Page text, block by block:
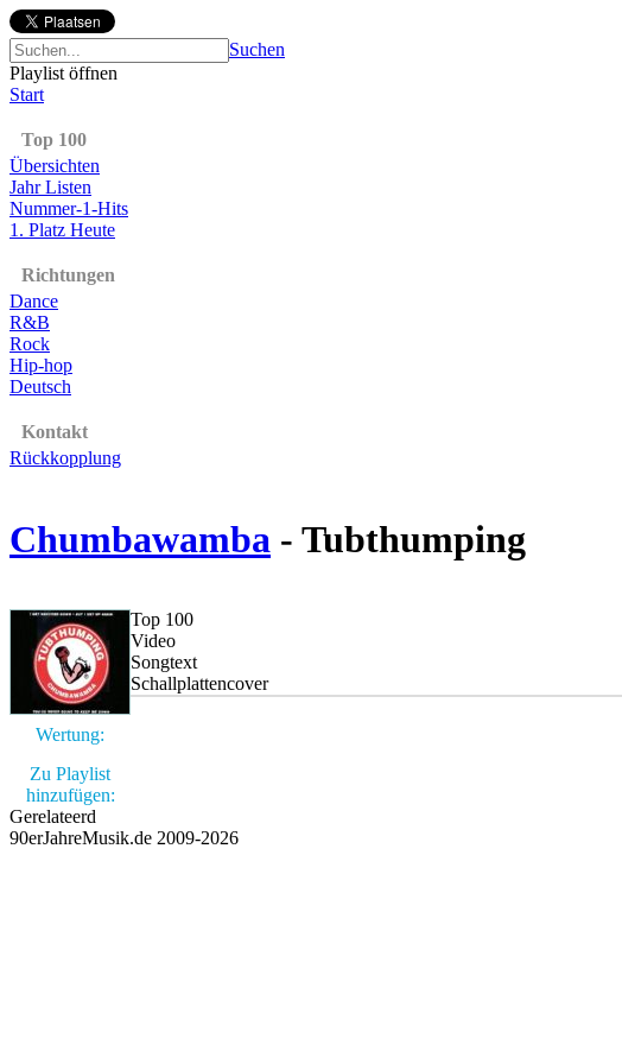
Suchen
Playlist öffnen
Start
Top 100
Übersichten
Jahr Listen
Nummer-1-Hits
1. Platz Heute
Richtungen
Dance
R&B
Rock
Hip-hop
Deutsch
Kontakt
Rückkopplung
Chumbawamba - Tubthumping
Wertung:
Zu Playlist
hinzufügen:
Top 100
Video
Songtext
Schallplattencover
Gerelateerd
90erJahreMusik.de 2009-2026